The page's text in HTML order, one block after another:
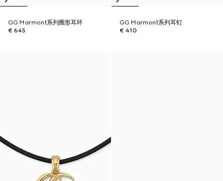
GG Marmont系列圈形耳环
€ 645
GG Marmont系列耳钉
€ 410